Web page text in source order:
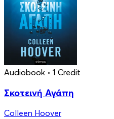
Audiobook • 1 Credit
Σκοτεινή Αγάπη
Colleen Hoover